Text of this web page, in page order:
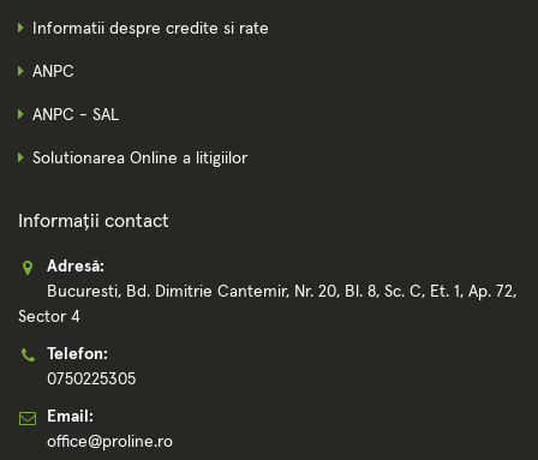
Informatii despre credite si rate
ANPC
ANPC - SAL
Solutionarea Online a litigiilor
Informații contact
Adresă:
Bucuresti, Bd. Dimitrie Cantemir, Nr. 20, Bl. 8, Sc. C, Et. 1, Ap. 72,
Sector 4
Telefon:
0750225305
Email:
office@proline.ro